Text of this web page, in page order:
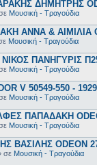
ΔΗΜΗΤΡΗΣ
Μουσική - Τραγούδια
ΑΝΝΑ & ΑΙΜΙΛΙΑ
Μουσική - Τραγούδια
ΠΑΝΗΓΥΡΙΣ Π25
Μουσική - Τραγούδια
V 50549-550 - 1929
Μουσική - Τραγούδια
ΠΑΠΑΔΑΚΗ
Μουσική - Τραγούδια
ΒΑΣΙΛΗΣ ODEON
σε Μουσική - Τραγούδια